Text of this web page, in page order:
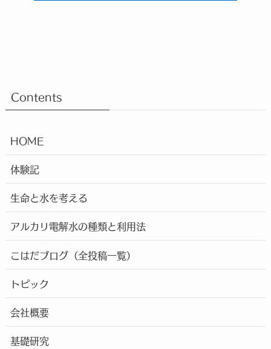
Contents
HOME
体験記
生命と水を考える
アルカリ電解水の種類と利用法
こはだブログ（全投稿一覧）
トピック
会社概要
基礎研究